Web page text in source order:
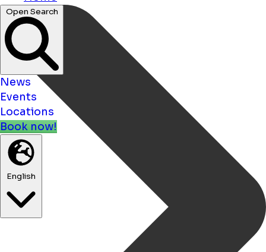
Open Search
News
Events
Locations
Book now!
English